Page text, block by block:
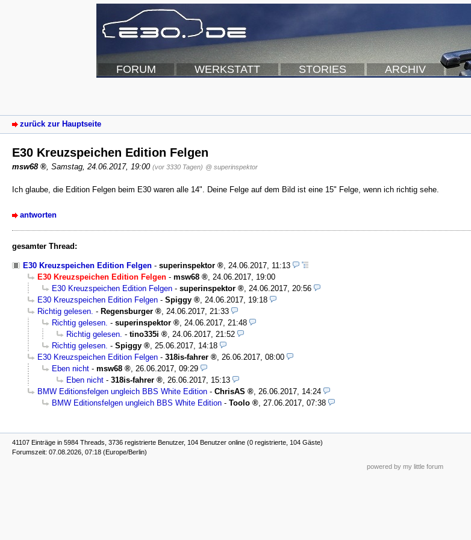
FORUM WERKSTATT STORIES ARCHIV
zurück zur Hauptseite
E30 Kreuzspeichen Edition Felgen
msw68 Samstag, 24.06.2017, 19:00 (vor 3330 Tagen) @ superinspektor
Ich glaube, die Edition Felgen beim E30 waren alle 14". Deine Felge auf dem Bild ist eine 15" Felge, wenn ich richtig sehe.
antworten
gesamter Thread:
E30 Kreuzspeichen Edition Felgen - superinspektor
24.06.2017, 11:13
E30 Kreuzspeichen Edition Felgen - msw68
24.06.2017, 19:00
E30 Kreuzspeichen Edition Felgen - superinspektor
24.06.2017, 20:56
E30 Kreuzspeichen Edition Felgen - Spiggy
24.06.2017, 19:18
Richtig gelesen. - Regensburger
24.06.2017, 21:33
Richtig gelesen. - superinspektor
24.06.2017, 21:48
Richtig gelesen. - tino335i
24.06.2017, 21:52
Richtig gelesen. - Spiggy
25.06.2017, 14:18
E30 Kreuzspeichen Edition Felgen - 318is-fahrer
26.06.2017, 08:00
Eben nicht - msw68
26.06.2017, 09:29
Eben nicht - 318is-fahrer
26.06.2017, 15:13
BMW Editionsfelgen ungleich BBS White Edition - ChrisAS
26.06.2017, 14:24
BMW Editionsfelgen ungleich BBS White Edition - Toolo 27.06.2017, 07:38
41107 Einträge in 5984 Threads, 3736 registrierte Benutzer, 104 Benutzer online (0 registrierte, 104 Gäste)
Forumszeit: 07.08.2026, 07:18 (Europe/Berlin)
powered by my little forum